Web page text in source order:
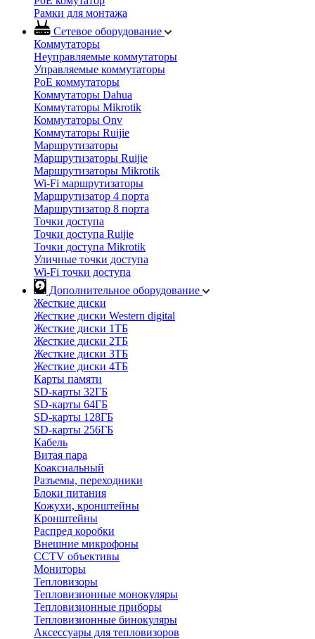
Рамки для монтажа
Сетевое оборудование
Коммутаторы
Неуправляемые коммутаторы
Управляемые коммутаторы
PoE коммутаторы
Коммутаторы Dahua
Коммутаторы Mikrotik
Коммутаторы Onv
Коммутаторы Ruijie
Маршрутизаторы
Маршрутизаторы Ruijie
Маршрутизаторы Mikrotik
Wi-Fi маршрутизаторы
Маршрутизатор 4 порта
Маршрутизатор 8 порта
Точки доступа
Точки доступа Ruijie
Точки доступа Mikrotik
Уличные точки доступа
Wi-Fi точки доступа
Дополнительное оборудование
Жесткие диски
Жесткие диски Western digital
Жесткие диски 1ТБ
Жесткие диски 2ТБ
Жесткие диски 3ТБ
Жесткие диски 4ТБ
Карты памяти
SD-карты 32ГБ
SD-карты 64ГБ
SD-карты 128ГБ
SD-карты 256ГБ
Кабель
Витая пара
Коаксиальный
Разъемы, переходники
Блоки питания
Кожухи, кронштейны
Кронштейны
Распред коробки
Внешние микрофоны
CCTV объективы
Мониторы
Тепловизоры
Тепловизионные монокуляры
Тепловизионные приборы
Тепловизионные бинокуляры
Аксессуары для тепловизоров